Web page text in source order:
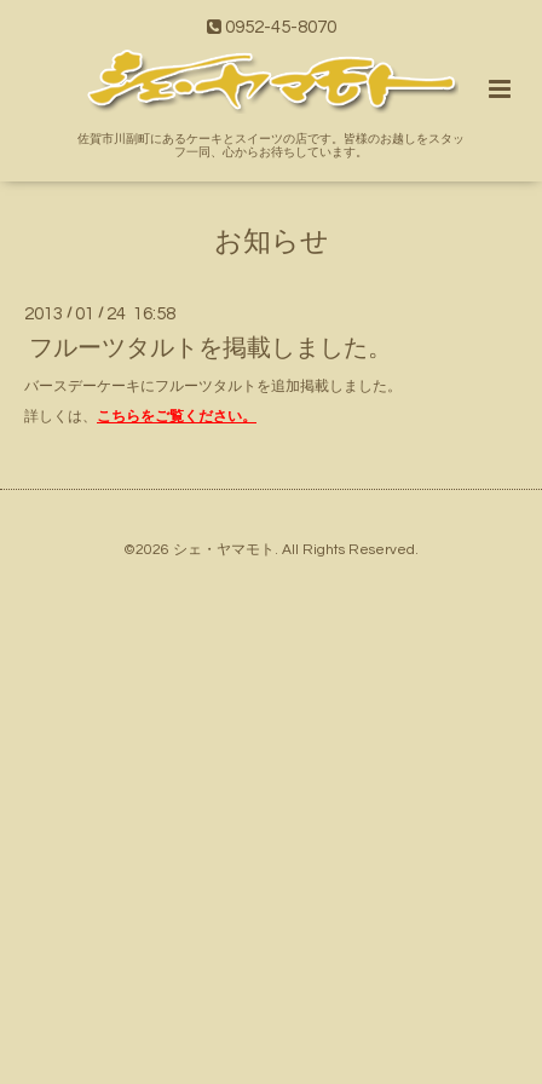
0952-45-8070
佐賀市川副町にあるケーキとスイーツの店です。皆様のお越しをスタッ
フ一同、心からお待ちしています。
お知らせ
2013 / 01 / 24 16:58
フルーツタルトを掲載しました。
バースデーケーキにフルーツタルトを追加掲載しました。
詳しくは、 こちらをご覧ください。
©2026 シェ・ヤマモト . All Rights Reserved.